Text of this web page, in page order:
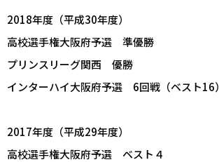
2018年度（平成30年度）
高校選手権大阪府予選 準優勝
プリンスリーグ関西 優勝
インターハイ大阪府予選 6回戦（ベスト16）
2017年度（平成29年度）
高校選手権大阪府予選 ベスト４